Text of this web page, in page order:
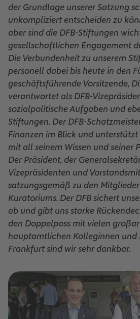
der Grundlage unserer Satzung
unkompliziert entscheiden zu
aber sind die DFB-Stiftungen
gesellschaftlichen Engagement
Die Verbundenheit zu unserem
personell dabei bis heute in den
geschäftsführende Vorsitzende,
verantwortet als DFB-
sozialpolitische Aufgaben und
Stiftungen. Der DFB-
Finanzen im Blick und
mit all seinem Wissen und seiner
Der Präsident, der
Vizepräsidenten und
satzungsgemäß zu den
Kuratoriums. Der DFB sichert
ab und gibt uns starke
den Doppelpass mit vielen
hauptamtlichen Kolleginnen und
Frankfurt sind wir sehr dankbar.